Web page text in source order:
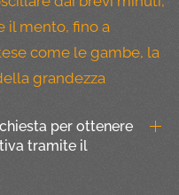
il mento, fino a
come le gambe, la
grandezza
per ottenere
tramite il